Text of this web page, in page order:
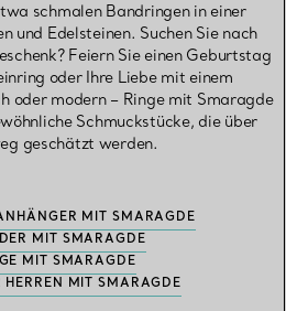
schmalen Bandringen in einer
und Edelsteinen. Suchen Sie nach
Feiern Sie einen Geburtstag
oder Ihre Liebe mit einem
oder modern – Ringe mit Smaragde
Schmuckstücke, die über
geschätzt werden.
MIT SMARAGDE
MIT SMARAGDE
MIT SMARAGDE
HERREN MIT SMARAGDE